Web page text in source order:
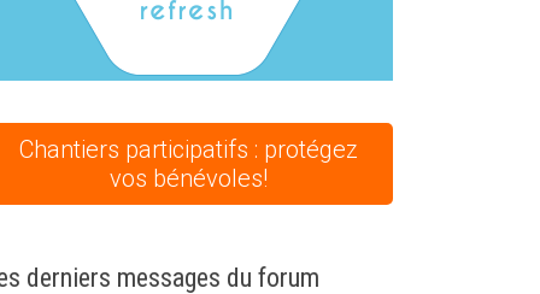
Chantiers participatifs : protégez
vos bénévoles!
derniers messages du forum